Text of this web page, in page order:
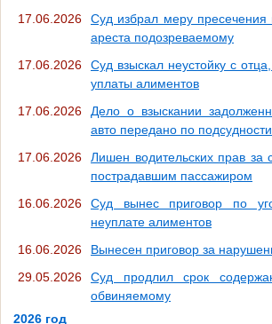
17.06.2026
Суд избрал меру
ареста подозреваемому
17.06.2026
Суд взыскал неустойку с
уплаты алиментов
17.06.2026
Дело о взыскании
авто передано по подсудности
17.06.2026
Лишен водительских прав
пострадавшим пассажиром
16.06.2026
Суд вынес приговор по
неуплате алиментов
16.06.2026
Вынесен приговор за
29.05.2026
Суд продлил срок
обвиняемому
2026 год